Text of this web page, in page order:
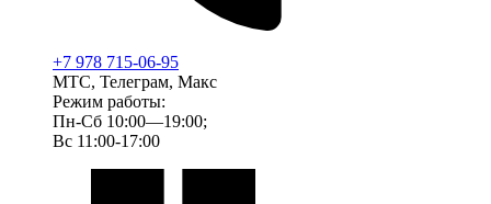
+7 978 715-06-95
МТС, Телеграм, Макс
Режим работы:
Пн-Сб 10:00—19:00;
Вс 11:00-17:00